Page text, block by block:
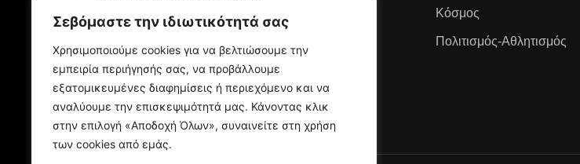
Σεβόμαστε την ιδιωτικότητά σας
Χρησιμοποιούμε cookies για να βελτιώσουμε την
εμπειρία περιήγησής σας, να προβάλλουμε
εξατομικευμένες διαφημίσεις ή περιεχόμενο και να
αναλύουμε την επισκεψιμότητά μας. Κάνοντας κλικ
στην επιλογή «Αποδοχή Όλων», συναινείτε στη χρήση
των cookies από εμάς.
Κόσμος
Πολιτισμός-Αθλητισμός